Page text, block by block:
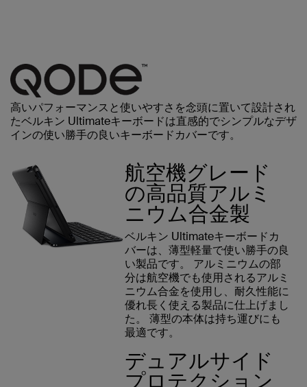
高いパフォーマンスと使いやすさを念頭に置いて設計され
たベルキン Ultimateキーボードは直感的でシンプルなデザ
インの使い勝手の良いキーボードカバーです。
航空機グレード
の高品質アルミ
ニウム合金製
ベルキン Ultimateキーボードカ
バーは、薄型軽量で使い勝手の良
い製品です。 アルミニウムの部
分は航空機でも使用されるアルミ
ニウム合金を使用し、耐久性能に
優れ長く使える製品に仕上げまし
た。 薄型の本体は持ち運びにも
最適です。
デュアルサイド
プロテクション